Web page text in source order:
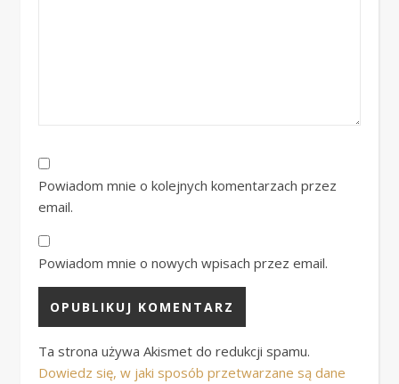
Powiadom mnie o kolejnych komentarzach przez
email.
Powiadom mnie o nowych wpisach przez email.
Ta strona używa Akismet do redukcji spamu.
Dowiedz się, w jaki sposób przetwarzane są dane